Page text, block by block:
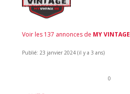
Voir les 137 annonces de MY VINTAGE
Publié: 23 janvier 2024 (il y a 3 ans)
0